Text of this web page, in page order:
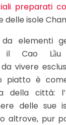
preparati
delle isole
elementi
Cao Lầu
vivere
piatto è
della città:
delle sue
altrove, pur